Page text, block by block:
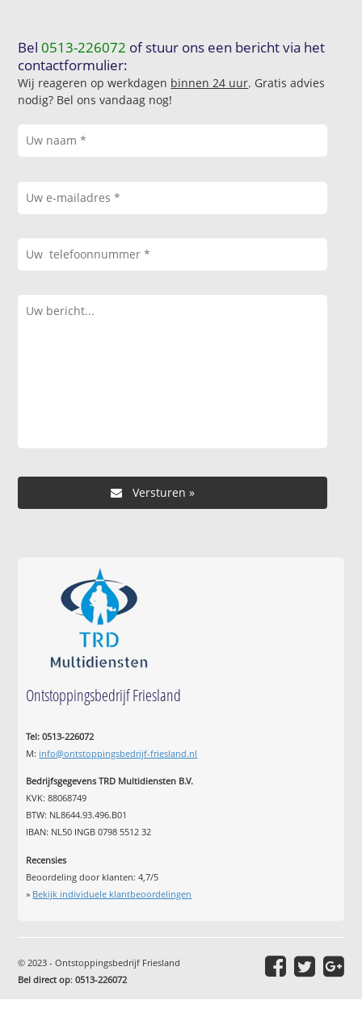
Bel0513-226072 of stuur ons een bericht via het
contactformulier:
Wij reageren op werkdagen binnen 24 uur. Gratis advies
nodig? Bel ons vandaag nog!
Ontstoppingsbedrijf Friesland
Tel: 0513-226072
M: info@ontstoppingsbedrijf-friesland.nl
Bedrijfsgegevens TRD Multidiensten B.V.
KVK: 88068749
BTW: NL8644.93.496.B01
IBAN: NL50 INGB 0798 5512 32
Recensies
Beoordeling door klanten:4,7/5
» Bekijk individuele klantbeoordelingen
© 2023 - Ontstoppingsbedrijf Friesland
Bel direct op:0513-226072